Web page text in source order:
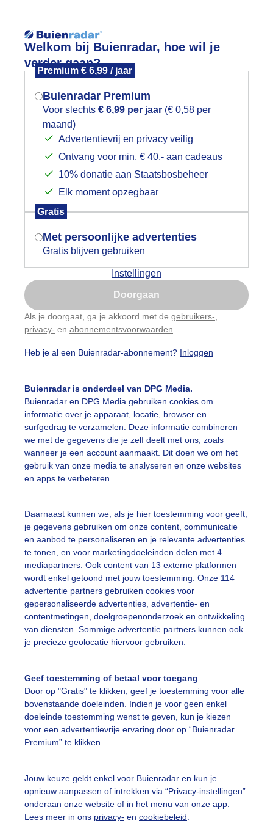
Welkom bij Buienradar, hoe wil je
verder gaan?
Premium € 6,99 / jaar
Buienradar Premium
Voor slechts € 6,99 per jaar (€ 0,58 per
maand)
Advertentievrij en privacy veilig
Ontvang voor min. € 40,- aan cadeaus
10% donatie aan Staatsbosbeheer
Elk moment opzegbaar
Gratis
Met persoonlijke advertenties
Gratis blijven gebruiken
Instellingen
Doorgaan
Als je doorgaat, ga je akkoord met de gebruikers-
privacy- en abonnementsvoorwaarden
Heb je al een Buienradar-abonnement? Inloggen
Buienradar is onderdeel van DPG Media.
Buienradar en DPG Media gebruiken cookies om
informatie over je apparaat, locatie, browser en
surfgedrag te verzamelen. Deze informatie combineren
we met de gegevens die je zelf deelt met ons, zoals
wanneer je een account aanmaakt. Dit doen we om het
gebruik van onze media te analyseren en onze websites
en apps te verbeteren.
Daarnaast kunnen we, als je hier toestemming voor geeft,
je gegevens gebruiken om onze content, communicatie
en aanbod te personaliseren en je relevante advertenties
te tonen, en voor marketingdoeleinden delen met 4
mediapartners. Ook content van 13 externe platformen
wordt enkel getoond met jouw toestemming. Onze 114
advertentie partners gebruiken cookies voor
gepersonaliseerde advertenties, advertentie- en
contentmetingen, doelgroepenonderzoek en ontwikkeling
van diensten. Sommige advertentie partners kunnen ook
je precieze geolocatie hiervoor gebruiken.
Geef toestemming of betaal voor toegang
Door op "Gratis" te klikken, geef je toestemming voor alle
bovenstaande doeleinden. Indien je voor geen enkel
doeleinde toestemming wenst te geven, kun je kiezen
voor een advertentievrije ervaring door op “Buienradar
Premium” te klikken.
Jouw keuze geldt enkel voor Buienradar en kun je
opnieuw aanpassen of intrekken via “Privacy-instellingen”
onderaan onze website of in het menu van onze app.
Lees meer in ons privacy- en cookiebeleid
Foto en video Weerzine
Marjon Adamidis - van Geldorp Gemaakt: 11-09-2025, 36x
slideshow
Een moment
vragen
De Bilt
Mogen we je locatie gebruiken voor
het weer?
Indien je hier nog geen akkoord op hebt
gegeven, verschijnt er zo een pop-up uit
je browser waarin deze toestemming
gevraagd wordt.
Is goed, toon de popup
Nu niet, misschien later
Gebruik je Safari en wil je niet elke dag deze pop-up
Klikhierom dit aan te passen